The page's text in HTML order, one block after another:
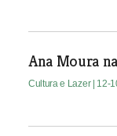
Ana Moura
Cultura e Lazer | 12-